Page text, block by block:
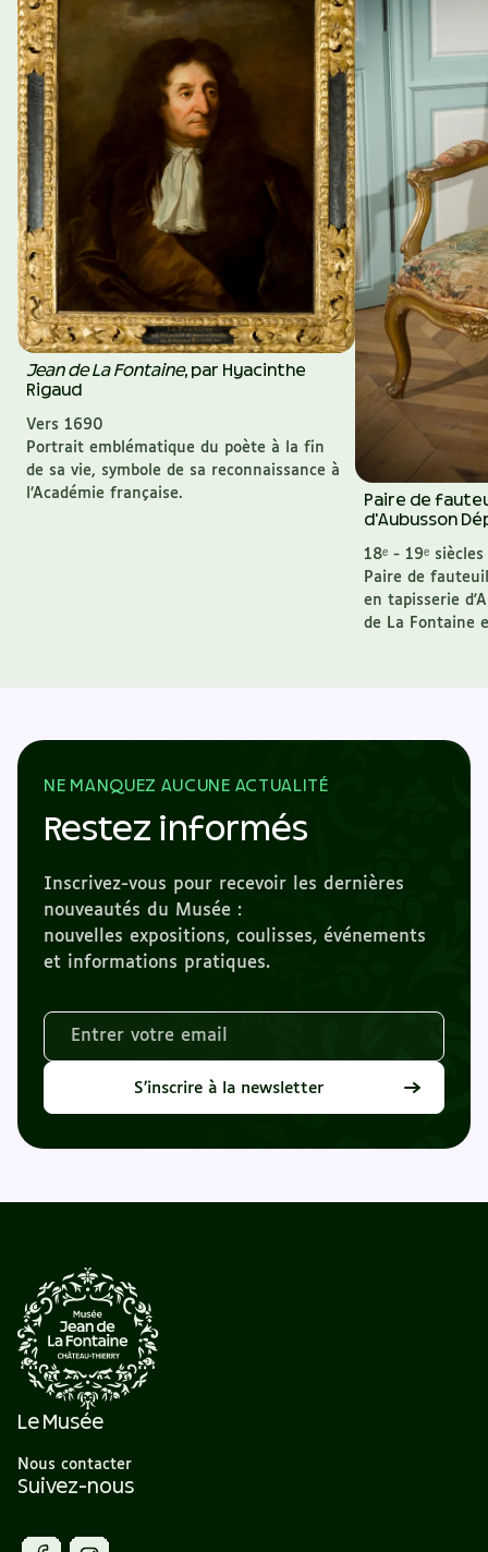
Jean de La Fontaine, par Hyacinthe
Rigaud
Vers 1690
Portrait emblématique du poète à la fin
de sa vie, symbole de sa reconnaissance à
l’Académie française.
Paire de
d'Aubusson
18ᵉ - 19ᵉ siècles
Paire de
en tapisserie
de La Fontaine
NE MANQUEZ AUCUNE ACTUALITÉ
Restez informés
Inscrivez-vous pour recevoir les dernières
nouveautés du Musée :
nouvelles expositions, coulisses, événements
et informations pratiques.
S’inscrire à la newsletter
Le Musée
Nous contacter
Suivez-nous